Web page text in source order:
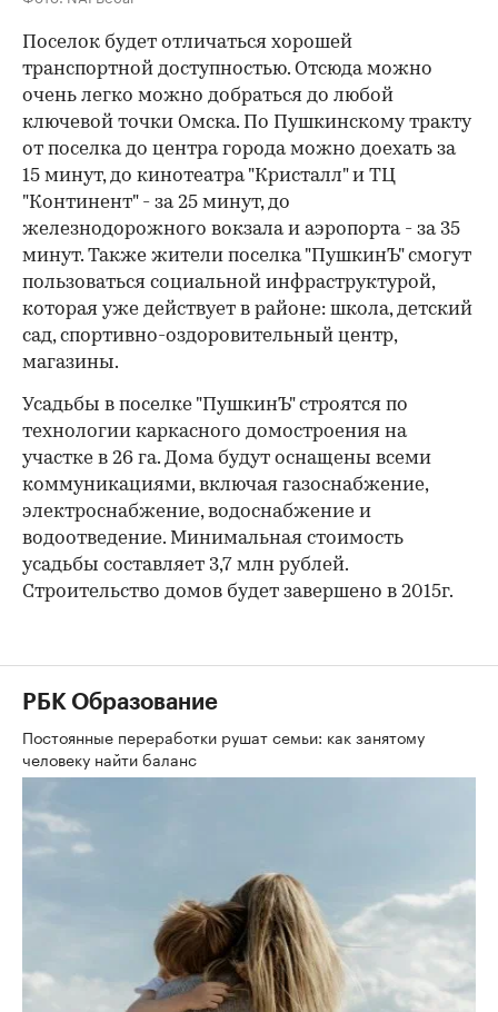
Поселок будет отличаться хорошей
транспортной доступностью. Отсюда можно
очень легко можно добраться до любой
ключевой точки Омска. По Пушкинскому тракту
от поселка до центра города можно доехать за
15 минут, до кинотеатра "Кристалл" и ТЦ
"Континент" - за 25 минут, до
железнодорожного вокзала и аэропорта - за 35
минут. Также жители поселка "ПушкинЪ" смогут
пользоваться социальной инфраструктурой,
которая уже действует в районе: школа, детский
сад, спортивно-оздоровительный центр,
магазины.
Усадьбы в поселке "ПушкинЪ" строятся по
технологии каркасного домостроения на
участке в 26 га. Дома будут оснащены всеми
коммуникациями, включая газоснабжение,
электроснабжение, водоснабжение и
водоотведение. Минимальная стоимость
усадьбы составляет 3,7 млн рублей.
Строительство домов будет завершено в 2015г.
РБК Образование
Постоянные переработки рушат семьи: как занятому
человеку найти баланс